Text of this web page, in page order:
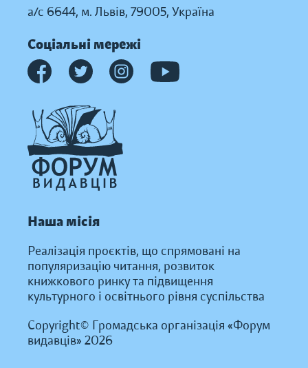
а/с 6644, м. Львів, 79005, Україна
Соціальні мережі
Наша місія
Реалізація проєктів, що спрямовані на
популяризацію читання, розвиток
книжкового ринку та підвищення
культурного і освітнього рівня суспільства
Copyright© Громадська організація «Форум
видавців» 2026